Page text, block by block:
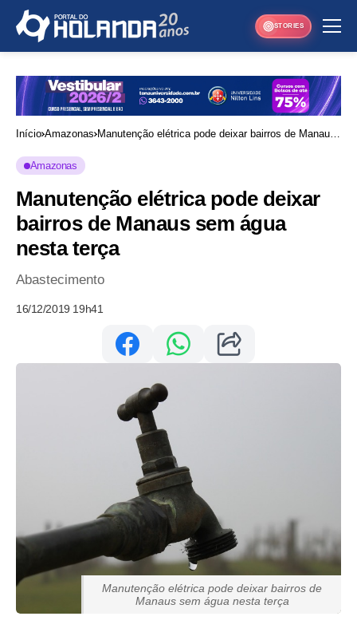
STORIES
Início Amazonas Manutenção elétrica pode deixar bairros de Manaus
Amazonas
Manutenção elétrica pode deixar
bairros de Manaus sem água
nesta terça
Abastecimento
16/12/2019 19h41
Manutenção elétrica pode deixar bairros de
Manaus sem água nesta terça